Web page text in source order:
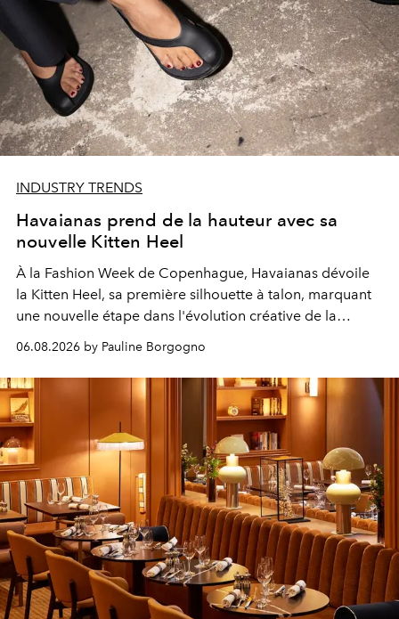
INDUSTRY TRENDS
Havaianas prend de la hauteur avec sa
nouvelle Kitten Heel
À la Fashion Week de Copenhague, Havaianas dévoile
la Kitten Heel, sa première silhouette à talon, marquant
une nouvelle étape dans l'évolution créative de la
06.08.2026 by Pauline Borgogno